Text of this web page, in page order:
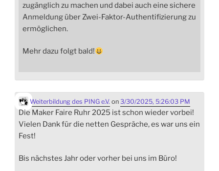
zugänglich zu machen und dabei auch eine sichere
Anmeldung über Zwei-Faktor-Authentifizierung zu
ermöglichen.
Mehr dazu folgt bald!
Weiterbildung des PING e.V. on 3/30/2025, 5:26:03 PM
Die Maker Faire Ruhr 2025 ist schon wieder vorbei!
Vielen Dank für die netten Gespräche, es war uns ein
Fest!
Bis nächstes Jahr oder vorher bei uns im Büro!